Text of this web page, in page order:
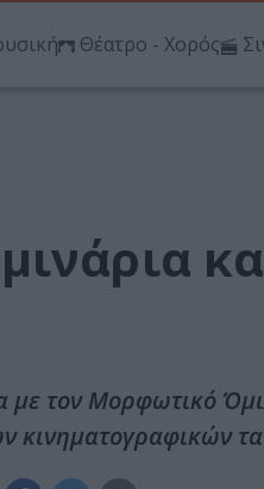
Θέατρο - Χορός
με τον Μορφωτικό
κινηματογραφικών